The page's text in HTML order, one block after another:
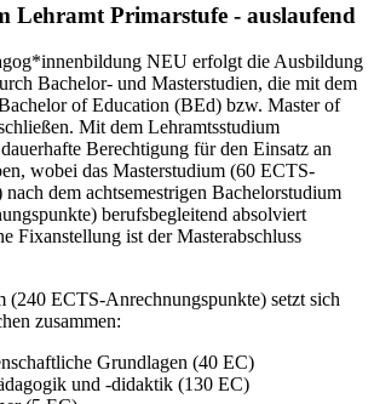
Lehramt Primarstufe - auslaufend
NEU erfolgt die Ausbildung
Bachelor- und Masterstudien, die mit dem
of Education (BEd) bzw. Master of
Mit dem Lehramtsstudium
Berechtigung für den Einsatz an
wobei das Masterstudium (60 ECTS-
dem achtsemestrigen Bachelorstudium
berufsbegleitend absolviert
Fixanstellung ist der Masterabschluss
(240 ECTS-Anrechnungspunkte) setzt sich
zusammen:
Grundlagen (40 EC)
und -didaktik (130 EC)